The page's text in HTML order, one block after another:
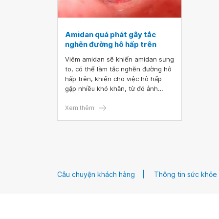
Amidan quá phát gây tắc
nghẽn đường hô hấp trên
Viêm amidan sẽ khiến amidan sưng
to, có thể làm tắc nghẽn đường hô
hấp trên, khiến cho việc hô hấp
gặp nhiều khó khăn, từ đó ảnh
của bạn.
Xem thêm
Câu chuyện khách hàng Thông tin sức khỏe